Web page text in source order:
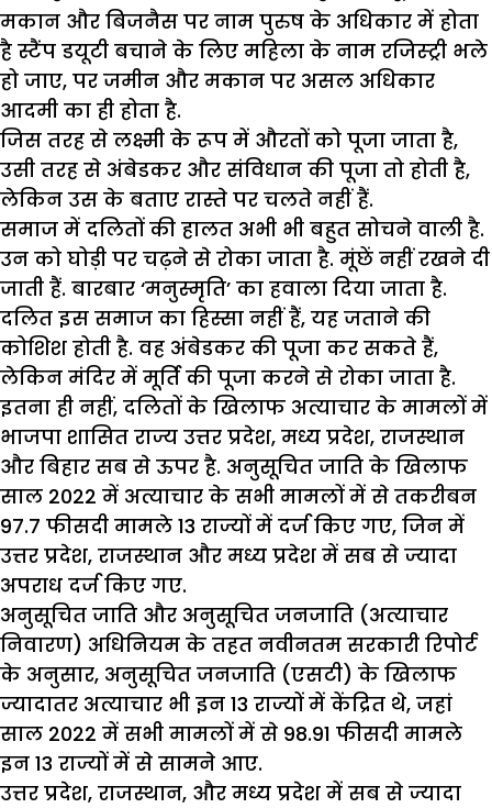
मकान और बिजनैस पर नाम पुरुष के अधिकार में होता
है स्टैंप डयूटी बचाने के लिए महिला के नाम रजिस्ट्री भले
हो जाए, पर जमीन और मकान पर असल अधिकार
आदमी का ही होता है.
जिस तरह से लक्ष्मी के रूप में औरतों को पूजा जाता है,
उसी तरह से अंबेडकर और संविधान की पूजा तो होती है,
लेकिन उस के बताए रास्ते पर चलते नहीं हैं.
समाज में दलितों की हालत अभी भी बहुत सोचने वाली है.
उन को घोड़ी पर चढ़ने से रोका जाता है. मूंछें नहीं रखने दी
जाती हैं. बारबार ‘मनुस्मृति’ का हवाला दिया जाता है.
दलित इस समाज का हिस्सा नहीं हैं, यह जताने की
कोशिश होती है. वह अंबेडकर की पूजा कर सकते हैं,
लेकिन मंदिर में मूर्ति की पूजा करने से रोका जाता है.
इतना ही नहीं, दलितों के खिलाफ अत्याचार के मामलों में
भाजपा शासित राज्य उत्तर प्रदेश, मध्य प्रदेश, राजस्थान
और बिहार सब से ऊपर है. अनुसूचित जाति के खिलाफ
साल 2022 में अत्याचार के सभी मामलों में से तकरीबन
97.7 फीसदी मामले 13 राज्यों में दर्ज किए गए, जिन में
उत्तर प्रदेश, राजस्थान और मध्य प्रदेश में सब से ज्यादा
अपराध दर्ज किए गए.
अनुसूचित जाति और अनुसूचित जनजाति (अत्याचार
निवारण) अधिनियम के तहत नवीनतम सरकारी रिपोर्ट
के अनुसार, अनुसूचित जनजाति (एसटी) के खिलाफ
ज्यादातर अत्याचार भी इन 13 राज्यों में केंद्रित थे, जहां
साल 2022 में सभी मामलों में से 98.91 फीसदी मामले
इन 13 राज्यों में से सामने आए.
उत्तर प्रदेश, राजस्थान, और मध्य प्रदेश में सब से ज्यादा